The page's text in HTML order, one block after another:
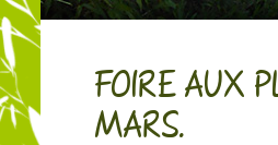
FOIRE AUX
MARS.